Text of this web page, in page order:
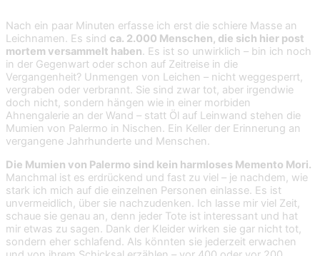
Nach ein paar Minuten erfasse ich erst die schiere Masse an
Leichnamen. Es sind ca. 2.000 Menschen, die sich hier post
mortem versammelt haben. Es ist so unwirklich – bin ich noch
in der Gegenwart oder schon auf Zeitreise in die
Vergangenheit? Unmengen von Leichen – nicht weggesperrt,
vergraben oder verbrannt. Sie sind zwar tot, aber irgendwie
doch nicht, sondern hängen wie in einer morbiden
Ahnengalerie an der Wand – statt Öl auf Leinwand stehen die
Mumien von Palermo in Nischen. Ein Keller der Erinnerung an
vergangene Jahrhunderte und Menschen.
Die Mumien von Palermo sind kein harmloses Memento Mori.
Manchmal ist es erdrückend und fast zu viel – je nachdem, wie
stark ich mich auf die einzelnen Personen einlasse. Es ist
unvermeidlich, über sie nachzudenken. Ich lasse mir viel Zeit,
schaue sie genau an, denn jeder Tote ist interessant und hat
mir etwas zu sagen. Dank der Kleider wirken sie gar nicht tot,
sondern eher schlafend. Als könnten sie jederzeit erwachen